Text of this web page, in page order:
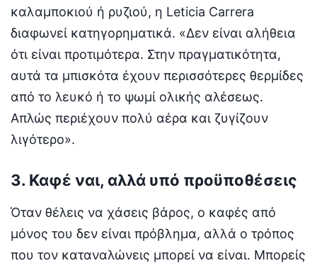
καλαμποκιού ή ρυζιού, η Leticia Carrera
διαφωνεί κατηγορηματικά. «Δεν είναι αλήθεια
ότι είναι προτιμότερα. Στην πραγματικότητα,
αυτά τα μπισκότα έχουν περισσότερες θερμίδες
από το λευκό ή το ψωμί ολικής αλέσεως.
Απλώς περιέχουν πολύ αέρα και ζυγίζουν
λιγότερο».
3. Καφέ ναι, αλλά υπό προϋποθέσεις
Όταν θέλεις να χάσεις βάρος, ο καφές από
μόνος του δεν είναι πρόβλημα, αλλά ο τρόπος
που τον καταναλώνεις μπορεί να είναι. Μπορείς